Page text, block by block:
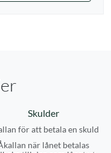
Skulder
för att betala en skuld
när lånet betalas